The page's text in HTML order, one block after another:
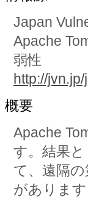
Japan
Apache
弱性
http://
概要
Apache
す。結果
て、遠隔
がありま